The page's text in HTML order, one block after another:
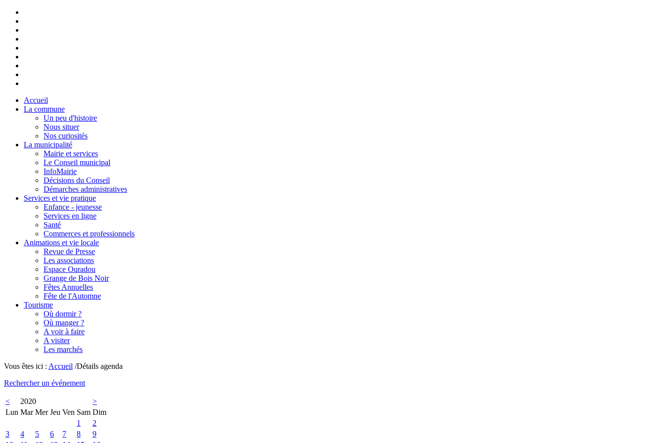
Accueil
La commune
Un peu d'histoire
Nous situer
Nos curiosités
La municipalité
Mairie et services
Le Conseil municipal
InfoMairie
Décisions du Conseil
Démarches administratives
Services et vie pratique
Enfance - jeunesse
Services en ligne
Santé
Commerces et professionnels
Animations et vie locale
Revue de Presse
Les associations
Espace Ouradou
Grange de Bois Noir
Fêtes Annuelles
Fête de l'Automne
Tourisme
Où dormir ?
Où manger ?
A voir à faire
A visiter
Les marchés
Vous êtes ici : Accueil /Détails agenda
Rechercher un événement
< 2020
>
Lun Mar Mer Jeu Ven Sam Dim
1
2
3
4 5 6 7 8
9